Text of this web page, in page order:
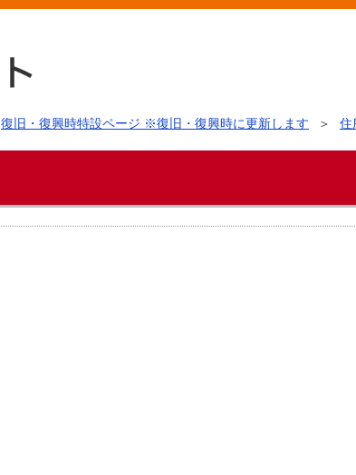
復旧・復興時特設ページ ※復旧・復興時に更新します 住